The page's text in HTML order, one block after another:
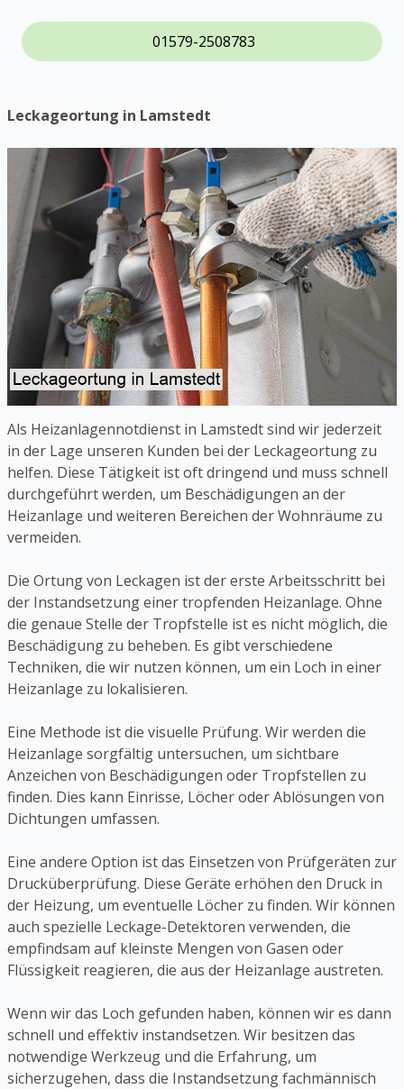
01579-2508783
Leckageortung in Lamstedt
Als Heizanlagennotdienst in Lamstedt sind wir jederzeit
in der Lage unseren Kunden bei der Leckageortung zu
helfen. Diese Tätigkeit ist oft dringend und muss schnell
durchgeführt werden, um Beschädigungen an der
Heizanlage und weiteren Bereichen der Wohnräume zu
vermeiden.
Die Ortung von Leckagen ist der erste Arbeitsschritt bei
der Instandsetzung einer tropfenden Heizanlage. Ohne
die genaue Stelle der Tropfstelle ist es nicht möglich, die
Beschädigung zu beheben. Es gibt verschiedene
Techniken, die wir nutzen können, um ein Loch in einer
Heizanlage zu lokalisieren.
Eine Methode ist die visuelle Prüfung. Wir werden die
Heizanlage sorgfältig untersuchen, um sichtbare
Anzeichen von Beschädigungen oder Tropfstellen zu
finden. Dies kann Einrisse, Löcher oder Ablösungen von
Dichtungen umfassen.
Eine andere Option ist das Einsetzen von Prüfgeräten zur
Drucküberprüfung. Diese Geräte erhöhen den Druck in
der Heizung, um eventuelle Löcher zu finden. Wir können
auch spezielle Leckage-Detektoren verwenden, die
empfindsam auf kleinste Mengen von Gasen oder
Flüssigkeit reagieren, die aus der Heizanlage austreten.
Wenn wir das Loch gefunden haben, können wir es dann
schnell und effektiv instandsetzen. Wir besitzen das
notwendige Werkzeug und die Erfahrung, um
sicherzugehen, dass die Instandsetzung fachmännisch